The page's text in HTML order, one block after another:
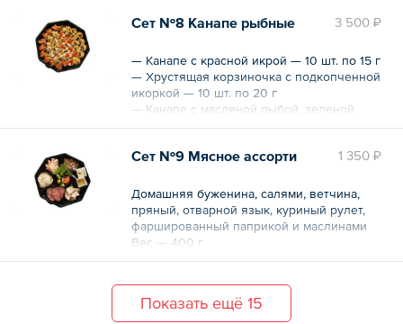
яблочком — 10 шт. по 20 г
долькой ананаса — 10 шт. по 20 г
Вес — 800 г
3 500 ₽
Сет №8 Канапе рыбные
— Канапе с красной икрой — 10 шт. по 15 г
— Хрустящая корзиночка с подкопченной
икоркой — 10 шт. по 20 г
— Канапе с масляной рыбой, зеленой
оливкой и лимонным дрессигом — 10 шт.
— Канапе с лососем слабой соли и
Вес — 750 г
1 350 ₽
Сет №9 Мясное ассорти
Домашняя буженина, салями, ветчина,
пряный, отварной язык, куриный рулет,
фаршированный паприкой и маслинами
Вес — 400 г
Показать ещё 15